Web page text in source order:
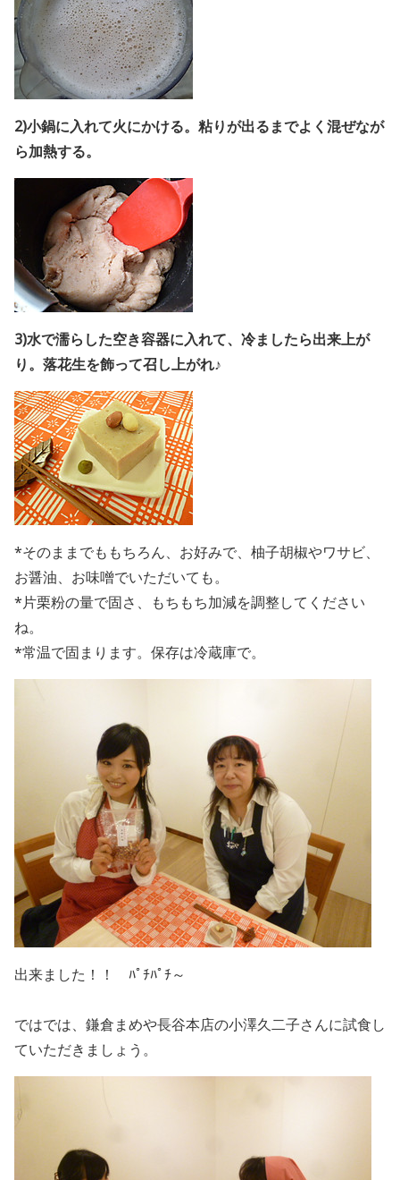
2)小鍋に入れて火にかける。粘りが出るまでよく混ぜなが
ら加熱する。
3)水で濡らした空き容器に入れて、冷ましたら出来上が
り。落花生を飾って召し上がれ♪
*そのままでももちろん、お好みで、柚子胡椒やワサビ、
お醤油、お味噌でいただいても。
*片栗粉の量で固さ、もちもち加減を調整してください
ね。
*常温で固まります。保存は冷蔵庫で。
出来ました！！ ﾊﾟﾁﾊﾟﾁ～
ではでは、鎌倉まめや長谷本店の小澤久二子さんに試食し
ていただきましょう。